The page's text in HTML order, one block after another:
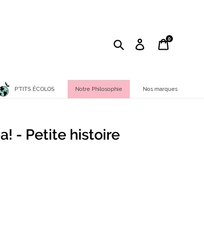
RechercherSe connecter
Panier
0
P'TITS ÉCOLOS Notre Philosophie Nos marques
- Petite histoire